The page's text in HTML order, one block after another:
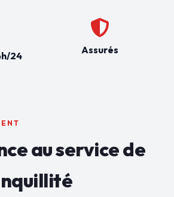
24 Assurés
au service de